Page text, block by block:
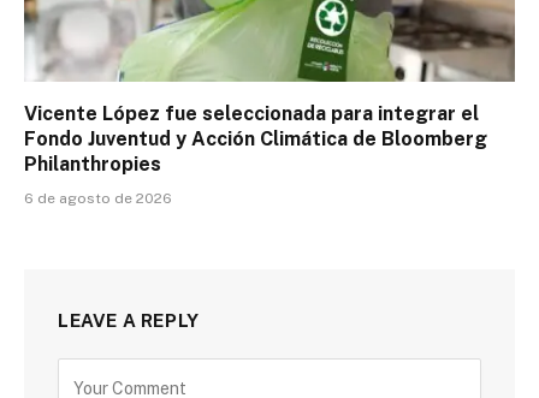
Vicente López fue seleccionada para integrar el
Fondo Juventud y Acción Climática de Bloomberg
Philanthropies
6 de agosto de 2026
LEAVE A REPLY